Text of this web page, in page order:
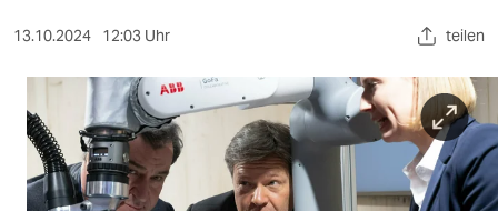
berlin
nord
wahrheit
verlag
13.10.2024 12:03 Uhr teilen